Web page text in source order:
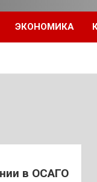
ЭКОНОМИКА
в ОСАГО